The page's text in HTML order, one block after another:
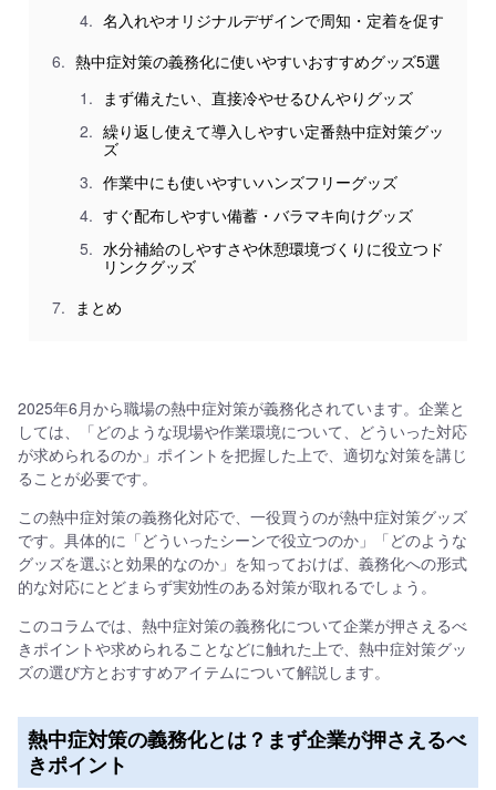
名入れやオリジナルデザインで周知・定着を促す
熱中症対策の義務化に使いやすいおすすめグッズ5選
まず備えたい、直接冷やせるひんやりグッズ
繰り返し使えて導入しやすい定番熱中症対策グッ
ズ
作業中にも使いやすいハンズフリーグッズ
すぐ配布しやすい備蓄・バラマキ向けグッズ
水分補給のしやすさや休憩環境づくりに役立つド
リンクグッズ
まとめ
2025年6月から職場の熱中症対策が義務化されています。企業と
しては、「どのような現場や作業環境について、どういった対応
が求められるのか」ポイントを把握した上で、適切な対策を講じ
ることが必要です。
この熱中症対策の義務化対応で、一役買うのが熱中症対策グッズ
です。具体的に「どういったシーンで役立つのか」「どのような
グッズを選ぶと効果的なのか」を知っておけば、義務化への形式
的な対応にとどまらず実効性のある対策が取れるでしょう。
このコラムでは、熱中症対策の義務化について企業が押さえるべ
きポイントや求められることなどに触れた上で、熱中症対策グッ
ズの選び方とおすすめアイテムについて解説します。
熱中症対策の義務化とは？まず企業が押さえるべ
きポイント